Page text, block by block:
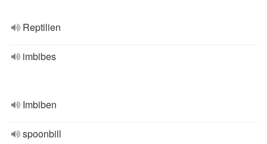
Reptilien
imbibes
Imbiben
spoonbill